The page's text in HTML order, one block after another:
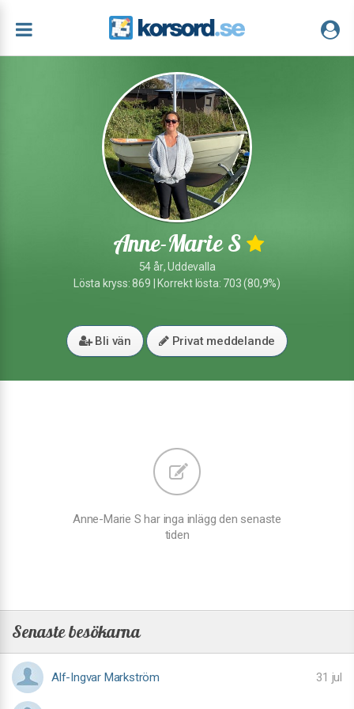
Anne-Marie S
54 år, Uddevalla
Lösta kryss: 869 | Korrekt lösta: 703 (80,9%)
Bli vän Privat meddelande
Anne-Marie S har inga inlägg den senaste
tiden
Senaste besökarna
Alf-Ingvar Markström 31 jul